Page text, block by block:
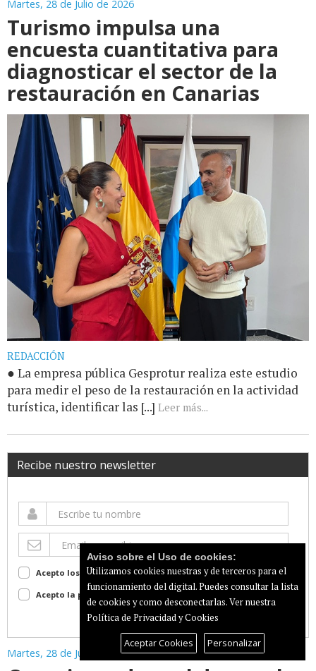
Martes, 28 de Julio de 2026
Turismo impulsa una
encuesta cuantitativa para
diagnosticar el sector de la
restauración en Canarias
REDACCIÓN
● La empresa pública Gesprotur realiza este estudio
para medir el peso de la restauración en la actividad
turística, identificar las [...] Leer más...
Recibe nuestro newsletter
Acepto los terminos de usoVer
Acepto la política de privacidad Ver
Martes, 28 de Julio de 2026
Aviso sobre el Uso de cookies:
Utilizamos cookies nuestras y de terceros para el
funcionamiento del digital. Puedes consultar la lista
de cookies y como desconectarlas.Ver nuestra
Política de Privacidad y Cookies
Aceptar Cookies Personalizar